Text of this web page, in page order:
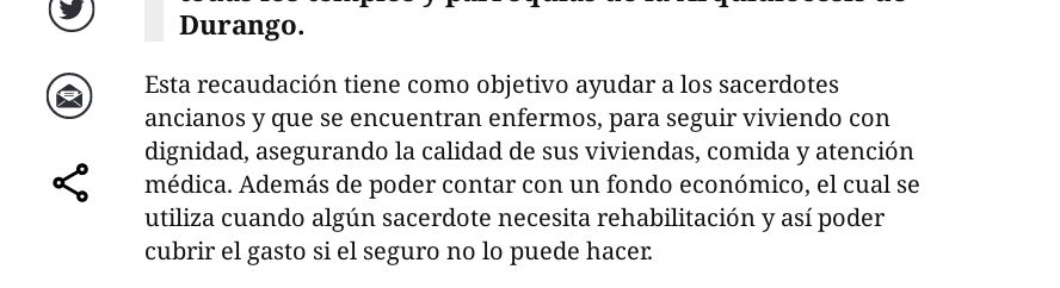
Twitter
Correo
comparte
Durango.
Esta recaudación tiene como objetivo ayudar a los sacerdotes
ancianos y que se encuentran enfermos, para seguir viviendo con
dignidad, asegurando la calidad de sus viviendas, comida y atención
médica. Además de poder contar con un fondo económico, el cual se
utiliza cuando algún sacerdote necesita rehabilitación y así poder
cubrir el gasto si el seguro no lo puede hacer.